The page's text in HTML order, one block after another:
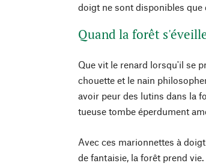
doigt ne sont disponibles que
Quand la forêt
Que vit le renard lorsqu'il se
chouette et le nain
avoir peur des lutins dans la
tueuse tombe éperdument
Avec ces marionnettes à
de fantaisie, la forêt prend